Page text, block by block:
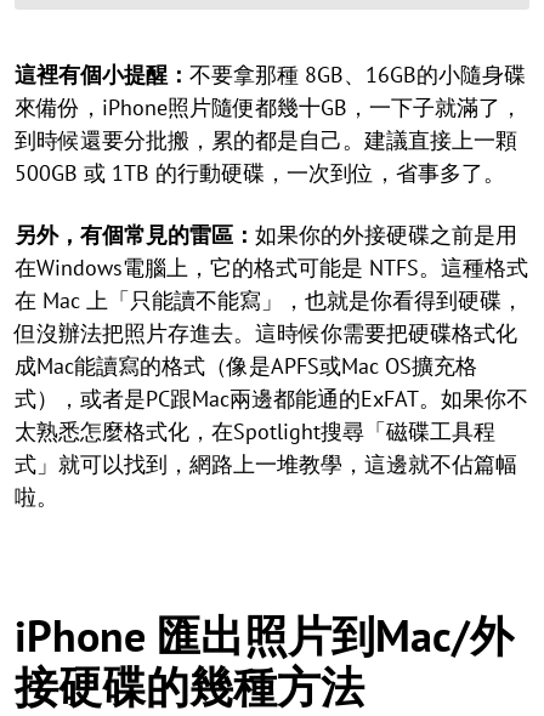
這裡有個小提醒： 不要拿那種 8GB、16GB的小隨身碟
來備份，iPhone照片隨便都幾十GB，一下子就滿了，
到時候還要分批搬，累的都是自己。建議直接上一顆
500GB 或 1TB 的行動硬碟，一次到位，省事多了。
另外，有個常見的雷區： 如果你的外接硬碟之前是用
在Windows電腦上，它的格式可能是 NTFS。這種格式
在 Mac 上「只能讀不能寫」，也就是你看得到硬碟，
但沒辦法把照片存進去。這時候你需要把硬碟格式化
成Mac能讀寫的格式（像是APFS或Mac OS擴充格
式），或者是PC跟Mac兩邊都能通的ExFAT。如果你不
太熟悉怎麼格式化，在Spotlight搜尋「磁碟工具程
式」就可以找到，網路上一堆教學，這邊就不佔篇幅
啦。
iPhone 匯出照片到Mac/外
接硬碟的幾種方法